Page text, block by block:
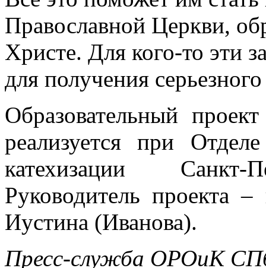
Православной Церкви,
Христе. Для кого-то эти
для получения
Образовательный
реализуется при
катехизации Санкт-
Руководитель проекта
Иустина (Иванова).
Пресс-служба ОРОиК